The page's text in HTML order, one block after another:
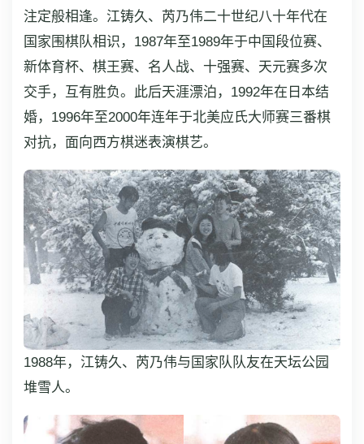
注定般相逢。江铸久、芮乃伟二十世纪八十年代在
国家围棋队相识，1987年至1989年于中国段位赛、
新体育杯、棋王赛、名人战、十强赛、天元赛多次
交手，互有胜负。此后天涯漂泊，1992年在日本结
婚，1996年至2000年连年于北美应氏大师赛三番棋
对抗，面向西方棋迷表演棋艺。
1988年，江铸久、芮乃伟与国家队队友在天坛公园
堆雪人。